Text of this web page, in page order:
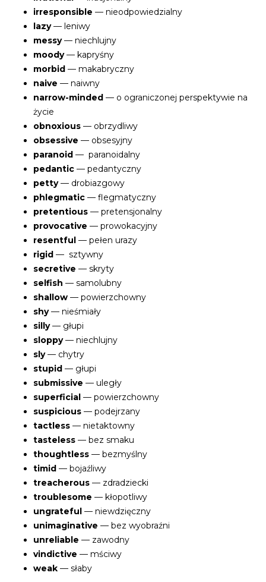
irresponsible — nieodpowiedzialny
lazy— leniwy
messy— niechlujny
moody— kapryśny
morbid — makabryczny
naive — naiwny
narrow-minded — o ograniczonej perspektywie na
życie
obnoxious — obrzydliwy
obsessive — obsesyjny
paranoid — paranoidalny
pedantic — pedantyczny
petty— drobiazgowy
phlegmatic — flegmatyczny
pretentious — pretensjonalny
provocative — prowokacyjny
resentful — pełen urazy
rigid — sztywny
secretive — skryty
selfish — samolubny
shallow — powierzchowny
shy— nieśmiały
silly— głupi
sloppy— niechlujny
sly— chytry
stupid — głupi
submissive — uległy
superficial — powierzchowny
suspicious — podejrzany
tactless — nietaktowny
tasteless — bez smaku
thoughtless — bezmyślny
timid — bojaźliwy
treacherous — zdradziecki
troublesome — kłopotliwy
ungrateful — niewdzięczny
unimaginative — bez wyobraźni
unreliable — zawodny
vindictive — mściwy
weak — słaby